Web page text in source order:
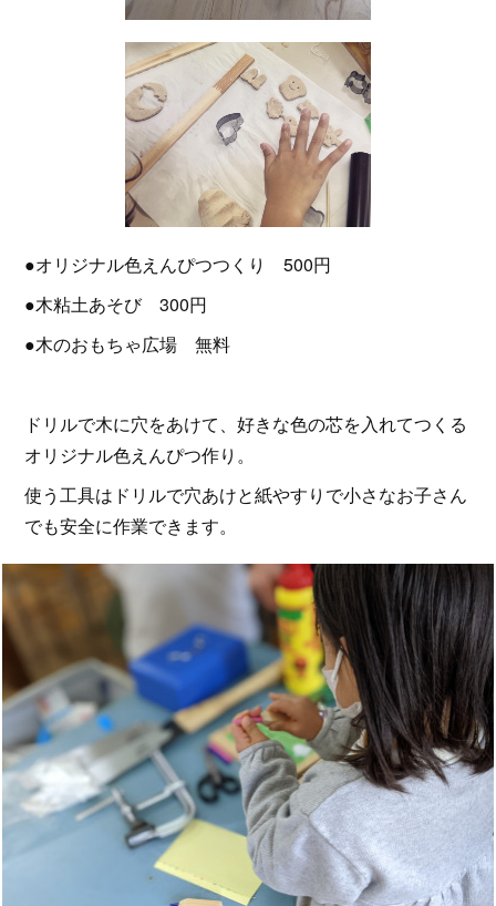
●オリジナル色えんぴつつくり 500円
●木粘土あそび 300円
●木のおもちゃ広場 無料
ドリルで木に穴をあけて、好きな色の芯を入れてつくる
オリジナル色えんぴつ作り。
使う工具はドリルで穴あけと紙やすりで小さなお子さん
でも安全に作業できます。